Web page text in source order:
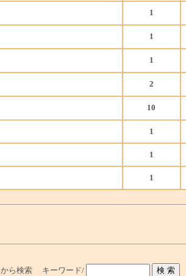
1
1
1
2
10
1
1
1
から検索 キーワード/